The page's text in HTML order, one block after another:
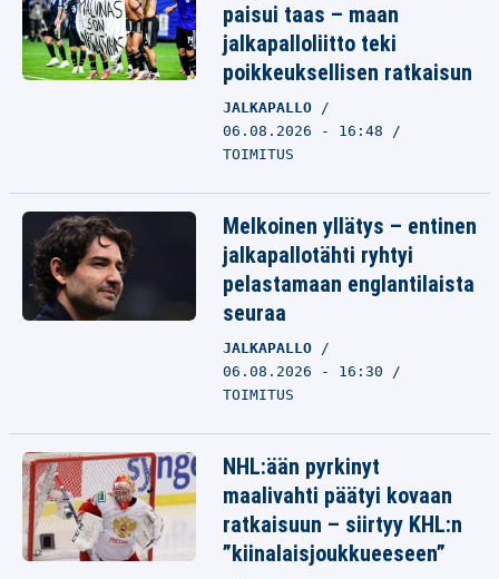
paisui taas – maan
jalkapalloliitto teki
poikkeuksellisen ratkaisun
JALKAPALLO
06.08.2026 - 16:48
TOIMITUS
Melkoinen yllätys – entinen
jalkapallotähti ryhtyi
pelastamaan englantilaista
seuraa
JALKAPALLO
06.08.2026 - 16:30
TOIMITUS
NHL:ään pyrkinyt
maalivahti päätyi kovaan
ratkaisuun – siirtyy KHL:n
”kiinalaisjoukkueeseen”